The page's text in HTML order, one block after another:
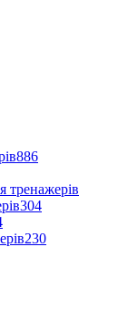
886
тренажерів
304
230